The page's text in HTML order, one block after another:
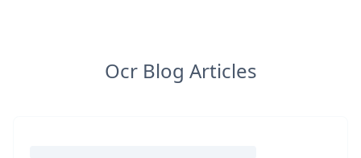
Ocr Blog Articles